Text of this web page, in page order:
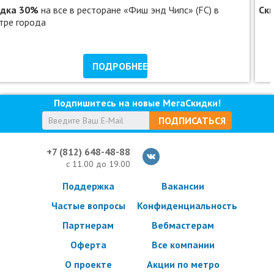
Обязательна предварительная запись по телефону.
Услуги (товары) предоставляются ООО «КС РЕСУРС», ОГРН
30% на все в ресторане «Фиш энд Чипс» (FC) в
города
ПОДРОБНЕЕ
Подпишитесь на новые МегаСкидки!
ПОДПИСАТЬСЯ
+7 (812) 648-48-88
с 11.00 до 19.00
Поддержка
Частые вопросы
Партнерам
Оферта
О проекте
Вакансии
Конфиденциальность
Вебмастерам
Все компании
Акции по метро